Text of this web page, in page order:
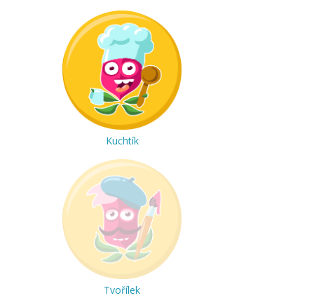
Kuchtík
Tvořílek